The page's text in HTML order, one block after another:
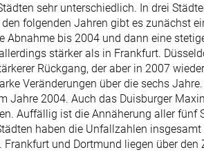
sehr unterschiedlich. In drei
folgenden Jahren gibt es zunächst
Abnahme bis 2004 und dann eine
stärker als in Frankfurt.
Rückgang, der aber in 2007
Veränderungen über die sechs
Jahre 2004. Auch das Duisburger
Auffällig ist die Annäherung aller fünf
haben die Unfallzahlen
und Dortmund liegen über den